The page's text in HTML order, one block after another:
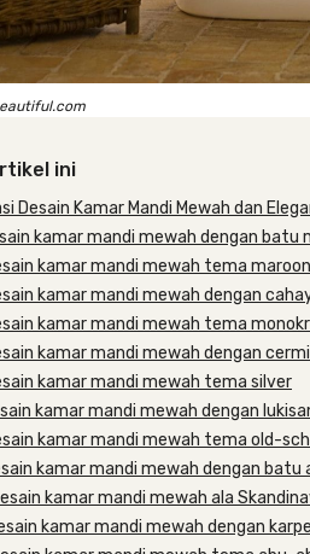
ini
Desain Kamar Mandi Mewah dan
kamar mandi mewah dengan batu
kamar mandi mewah tema maroon
kamar mandi mewah dengan
kamar mandi mewah tema
kamar mandi mewah dengan
kamar mandi mewah tema silver
kamar mandi mewah dengan
kamar mandi mewah tema old-
kamar mandi mewah dengan batu
kamar mandi mewah ala
kamar mandi mewah dengan